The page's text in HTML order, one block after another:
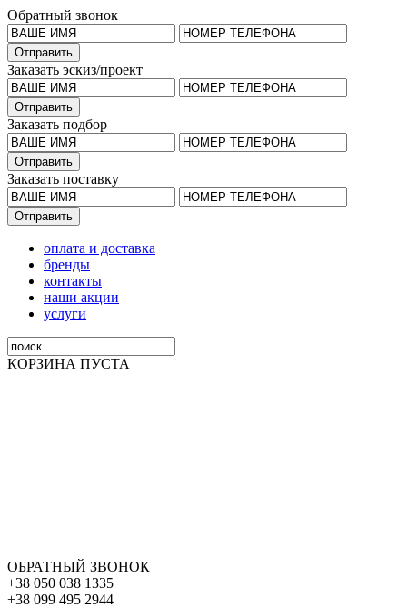
Обратный звонок
Заказать эскиз/проект
Заказать подбор
Заказать поставку
оплата и доставка
бренды
контакты
наши акции
услуги
КОРЗИНА ПУСТА
ОБРАТНЫЙ ЗВОНОК
+38 050 038 1335
+38 099 495 2944